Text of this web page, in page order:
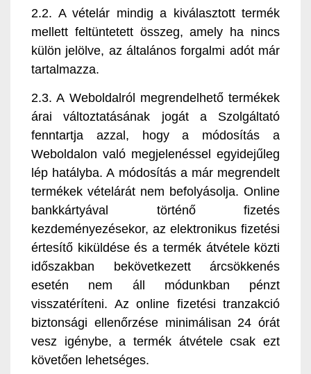
2.2. A vételár mindig a kiválasztott termék
mellett feltüntetett összeg, amely ha nincs
külön jelölve, az általános forgalmi adót már
tartalmazza.
2.3. A Weboldalról megrendelhető termékek
árai változtatásának jogát a Szolgáltató
fenntartja azzal, hogy a módosítás a
Weboldalon való megjelenéssel egyidejűleg
lép hatályba. A módosítás a már megrendelt
termékek vételárát nem befolyásolja. Online
bankkártyával történő fizetés
kezdeményezésekor, az elektronikus fizetési
értesítő kiküldése és a termék átvétele közti
időszakban bekövetkezett árcsökkenés
esetén nem áll módunkban pénzt
visszatéríteni. Az online fizetési tranzakció
biztonsági ellenőrzése minimálisan 24 órát
vesz igénybe, a termék átvétele csak ezt
követően lehetséges.